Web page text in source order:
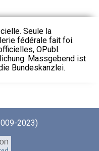
Seule la
fédérale fait foi.
OPubl.
Massgebend ist
Bundeskanzlei.
2023)